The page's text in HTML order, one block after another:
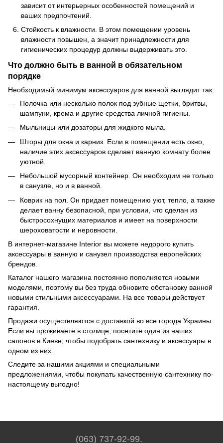
зависит от интерьерных особенностей помещений и
ваших предпочтений.
Стойкость к влажности. В этом помещении уровень
влажности повышен, а значит принадлежности для
гигиенических процедур должны выдерживать это.
Что должно быть в ванной в обязательном
порядке
Необходимый минимум аксессуаров для ванной выглядит так:
Полочка или несколько полок под зубные щетки, бритвы,
шампуни, крема и другие средства личной гигиены.
Мыльницы или дозаторы для жидкого мыла.
Шторы для окна и карниз. Если в помещении есть окно,
наличие этих аксессуаров сделает ванную комнату более
уютной.
Небольшой мусорный контейнер. Он необходим не только
в санузле, но и в ванной.
Коврик на пол. Он придает помещению уют, тепло, а также
делает ванну безопасной, при условии, что сделан из
быстросохнущих материалов и имеет на поверхности
шероховатости и неровности.
В интернет-магазине Interior вы можете недорого купить
аксессуары в ванную и санузел производства европейских
брендов.
Каталог нашего магазина постоянно пополняется новыми
моделями, поэтому вы без труда обновите обстановку ванной
новыми стильными аксессуарами. На все товары действует
гарантия.
Продажи осуществляются с доставкой во все города Украины.
Если вы проживаете в столице, посетите один из наших
салонов в Киеве, чтобы подобрать сантехнику и аксессуары в
одном из них.
Следите за нашими акциями и специальными
предложениями, чтобы покупать качественную сантехнику по-
настоящему выгодно!
(063) 737-92-99.